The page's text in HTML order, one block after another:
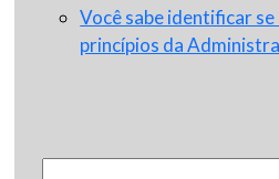
Você sabe identificar
princípios da